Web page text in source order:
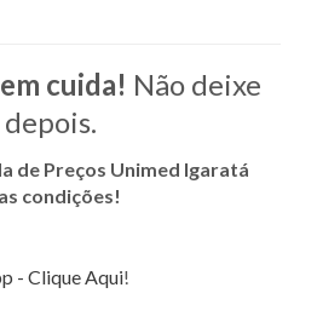
cuida! Não deixe
de Preços Unimed Igaratá
condições!
- Clique Aqui!